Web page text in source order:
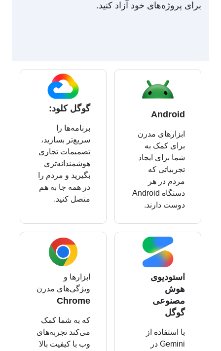
برای پروژه‌های خود آزاد کنید.
Android
ابزارهای مدرن
برای کمک به
شما برای ایجاد
تجربیاتی که
مردم در هر
دستگاه Android
دوست دارند.
گوگل کلود:
برنامه‌ها را
سریع‌تر بسازید،
تصمیمات تجاری
هوشمندانه‌تری
بگیرید و مردم را
در همه جا به هم
متصل کنید.
استودیوی
هوش
مصنوعی
گوگل
با استفاده از
Gemini در
ابزارها و
ویژگی‌های مدرن
Chrome
که به شما کمک
می‌کند تجربه‌های
وب با کیفیت بالا